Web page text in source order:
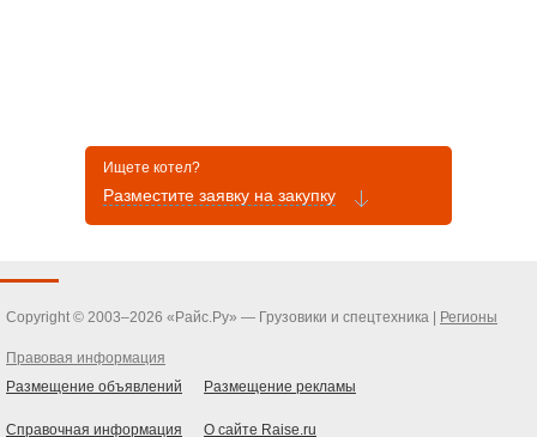
Ищете котел?
Разместите заявку на закупку
Copyright © 2003–2026 «Райс.Ру» — Грузовики и спецтехника | Регионы
Правовая информация
Размещение объявлений
Размещение рекламы
Справочная информация О сайте Raise.ru